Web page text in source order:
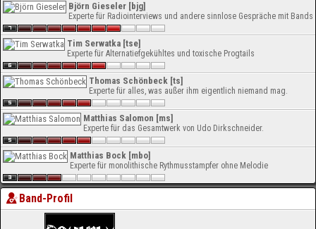
Björn Gieseler [bjg]
Experte für Radiointerviews und andere sinnlose Gespräche mit Bands
Tim Serwatka [tse]
Experte für Alternatiefgekühltes und toxische Progtails
Thomas Schönbeck [ts]
Experte für alles, was außer ihm eigentlich niemand mag.
Matthias Salomon [ms]
Experte für das Gesamtwerk von Udo Dirkschneider.
Matthias Bock [mbo]
Experte für monolithische Rythmusstampfer ohne Melodie
Band-Profil